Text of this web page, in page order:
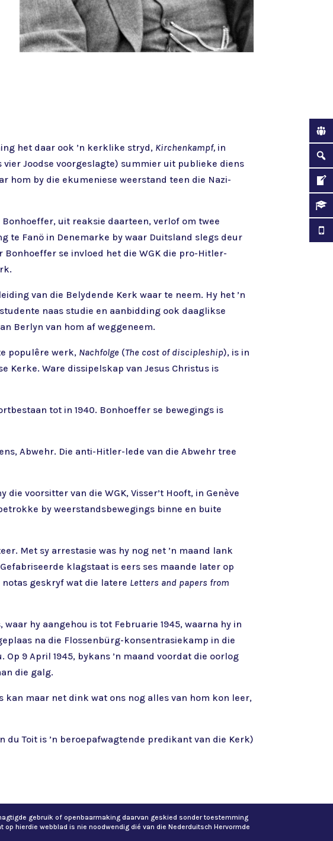
het daar ook ’n kerklike stryd, Kirchenkampf, in
Joodse voorgeslagte) summier uit publieke diens
hom by die ekumeniese weerstand teen die Nazi-
uit reaksie daarteen, verlof om twee
te Fanö in Denemarke by waar Duitsland slegs deur
se invloed het die WGK die pro-Hitler-
van die Belydende Kerk waar te neem. Hy het ’n
naas studie en aanbidding ook daaglikse
Berlyn van hom af weggeneem.
populêre werk, Nachfolge (The cost of discipleship), is in
Kerke. Ware dissipelskap van Jesus Christus is
tot in 1940. Bonhoeffer se bewegings is
Abwehr. Die anti-Hitler-lede van die Abwehr tree
voorsitter van die WGK, Visser’t Hooft, in Genève
by weerstandsbewegings binne en buite
Met sy arrestasie was hy nog net ’n maand lank
klagstaat is eers ses maande later op
notas geskryf wat die latere Letters and papers from
hy aangehou is tot Februarie 1945, waarna hy in
na die Flossenbürg-konsentrasiekamp in die
9 April 1945, bykans ’n maand voordat die oorlog
die galg.
kan maar net dink wat ons nog alles van hom kon leer,
du Toit is ’n beroepafwagtende predikant van die Kerk)
gebruik of openbaarmaking daarvan geskied sonder toestemming
hierdie webblad is nie noodwendig dié van die Nederduitsch Hervormde